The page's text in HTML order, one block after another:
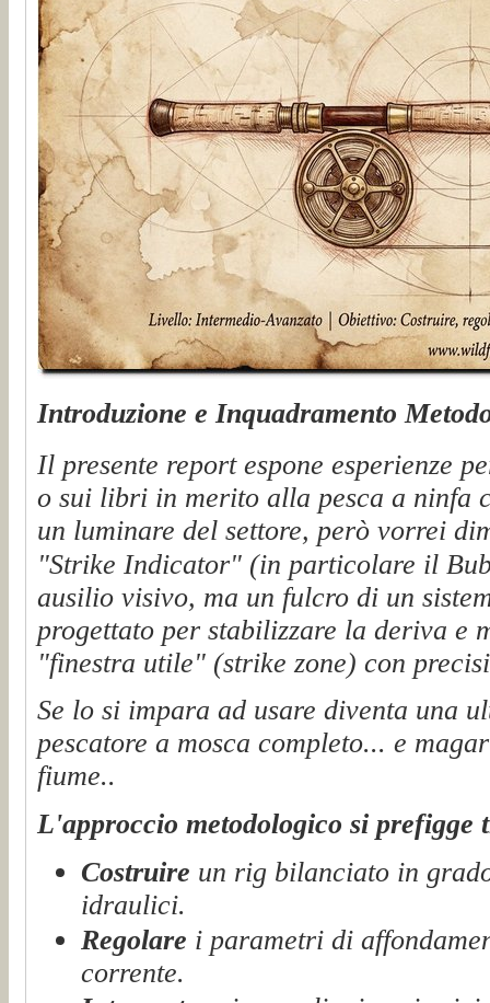
Introduzione e Inquadramento
Il presente report espone esperienze
o sui libri in merito alla pesca a ninfa
un luminare del settore, però vorrei
"Strike Indicator" (in particolare il
ausilio visivo, ma un fulcro di un
progettato per stabilizzare la deriva e
"finestra utile" (strike zone) con
Se lo si impara ad usare diventa una
pescatore a mosca completo... e
fiume..
L'approccio metodologico si
Costruire un rig bilanciato in
idraulici.
Regolare i parametri di
corrente.